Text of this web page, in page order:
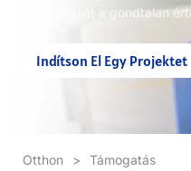
vállalkozását a gondtalan
Indítson El Egy Projektet
Otthon > Támogatás